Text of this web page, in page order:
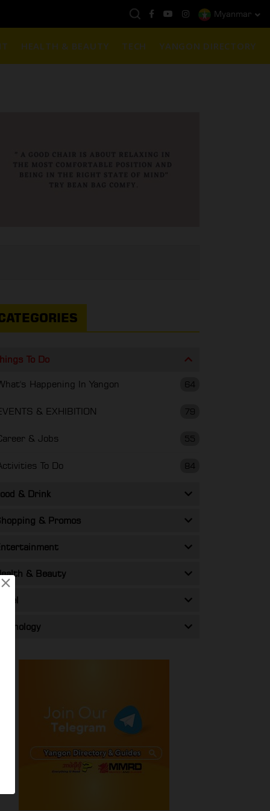
×
3,770,000 - ပြင်ပပေါက်စျေး (၁၆ ပဲရည် တစ်ကျပ်သား) Myanmar
HEALTH & BEAUTY TECH YANGON DIRECTORY
To Do
64
Happening In Yangon
79
& EXHIBITION
55
& Jobs
84
To Do
& Drink
& Promos
& Beauty